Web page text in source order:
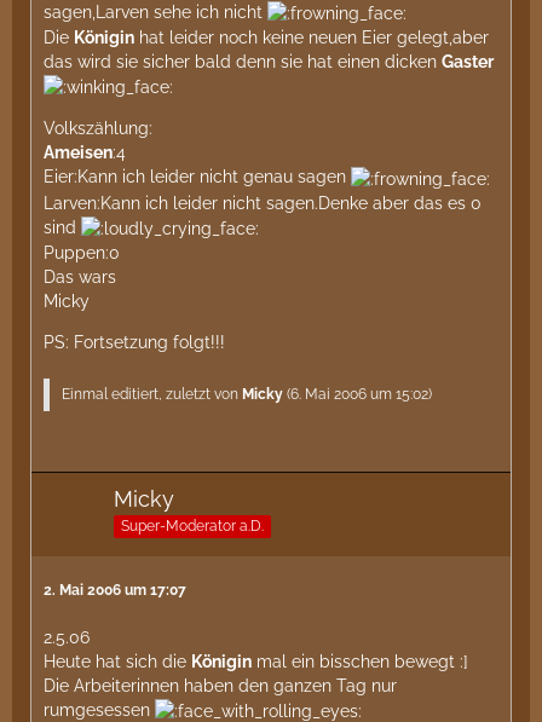
sagen,Larven sehe ich nicht
Die Königin hat leider noch keine neuen Eier gelegt,aber
das wird sie sicher bald denn sie hat einen dicken Gaster
Volkszählung:
Ameisen:4
Eier:Kann ich leider nicht genau sagen
Larven:Kann ich leider nicht sagen.Denke aber das es 0
sind
Puppen:0
Das wars
Micky
PS: Fortsetzung folgt!!!
Einmal editiert, zuletzt von Micky (6. Mai 2006 um 15:02)
Micky
Super-Moderator a.D.
2. Mai 2006 um 17:07
2.5.06
Heute hat sich die Königin mal ein bisschen bewegt :]
Die Arbeiterinnen haben den ganzen Tag nur
rumgesessen